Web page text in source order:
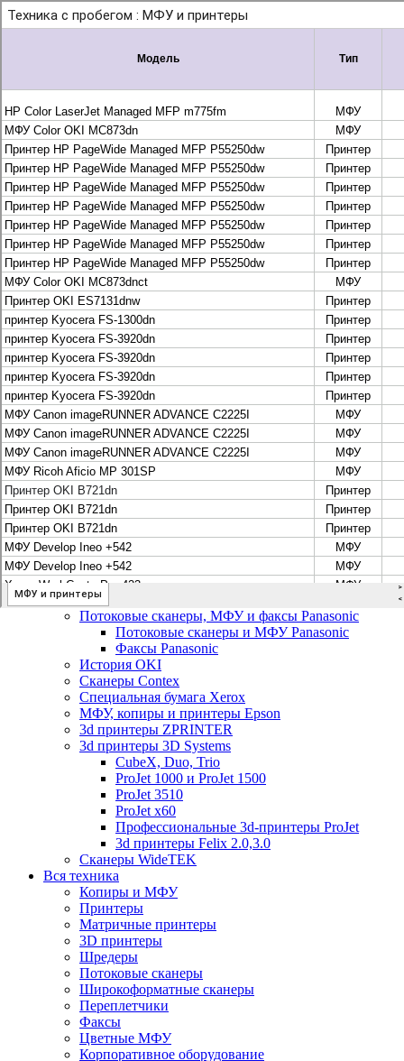
Рассчитать и заказать
Рассчитать и заказать
О компании
История Леком
Производители
Леком
Pantum
UTINET
G&G
ГК “Катюша”
Высокопроизводительные копиры DEVELOP
МФУ, копиры и принтеры KYOCERA
Принтеры и МФУ и факсы Brother
Плоттеры и МФУ Oce
Плоттеры и МФУ Oce
Цифровые системы Oce VarioPrint DP Line
МФУ, сканеры, плоттеры и принтеры Canon
Плоттеры Canon
Принтеры и МФУ Canon
Сканеры Canon
Распродажа картриджей Canon
МФУ, сканеры, плоттеры и принтеры HP
Принтеры и МФУ HP
Плоттеры hp
МФУ, копиры и принтеры OKI
МФУ, копиры и принтеры RICOH
Ремонт и продажа копировальных аппаратов
Infotec
Потоковые сканеры, МФУ и факсы Panasonic
Потоковые сканеры и МФУ Panasonic
Факсы Panasonic
История OKI
Сканеры Contex
Специальная бумага Xerox
МФУ, копиры и принтеры Epson
3d принтеры ZPRINTER
3d принтеры 3D Systems
CubeX, Duo, Trio
ProJet 1000 и ProJet 1500
ProJet 3510
ProJet x60
Профессиональные 3d-принтеры ProJet
3d принтеры Felix 2.0,3.0
Сканеры WideTEK
Вся техника
Копиры и МФУ
Принтеры
Матричные принтеры
3D принтеры
Шредеры
Потоковые сканеры
Широкоформатные сканеры
Переплетчики
Факсы
Цветные МФУ
Корпоративное оборудование